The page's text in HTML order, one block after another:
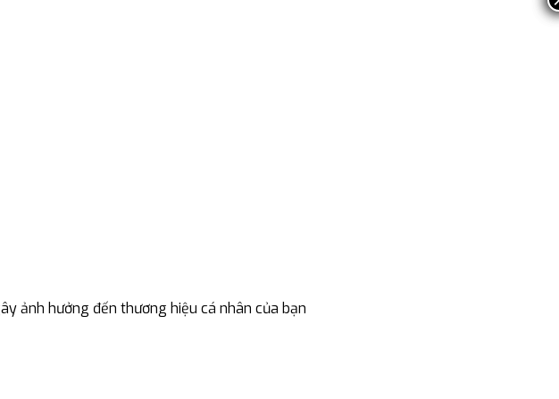
ảnh hưởng đến thương hiệu cá nhân của bạn